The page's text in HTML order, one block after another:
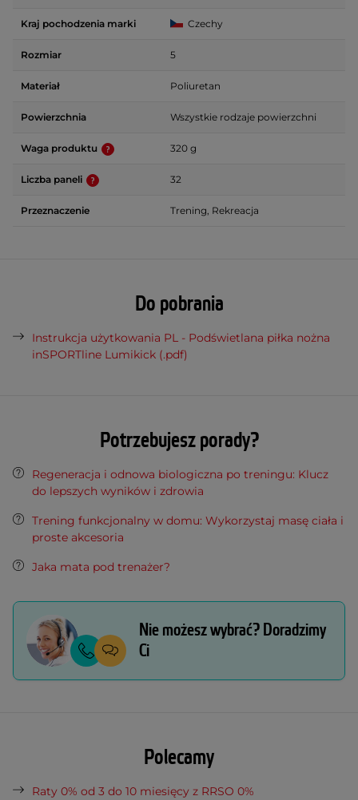
Kraj pochodzenia marki Czechy
Rozmiar 5
Materiał Poliuretan
Powierzchnia Wszystkie rodzaje powierzchni
Waga produktu 320 g
Liczba paneli 32
Przeznaczenie Trening, Rekreacja
Do pobrania
Instrukcja użytkowania PL - Podświetlana piłka nożna
inSPORTline Lumikick (.pdf)
Potrzebujesz porady?
Regeneracja i odnowa biologiczna po treningu: Klucz
do lepszych wyników i zdrowia
Trening funkcjonalny w domu: Wykorzystaj masę ciała i
proste akcesoria
Jaka mata pod trenażer?
Nie możesz wybrać? Doradzimy
Ci
Polecamy
Raty 0% od 3 do 10 miesięcy z RRSO 0%